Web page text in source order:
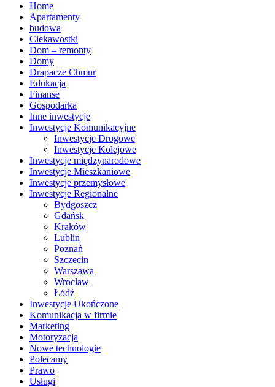
Home
Apartamenty
budowa
Ciekawostki
Dom – remonty
Domy
Drapacze Chmur
Edukacja
Finanse
Gospodarka
Inne inwestycje
Inwestycje Komunikacyjne
Inwestycje Drogowe
Inwestycje Kolejowe
Inwestycje międzynarodowe
Inwestycje Mieszkaniowe
Inwestycje przemysłowe
Inwestycje Regionalne
Bydgoszcz
Gdańsk
Kraków
Lublin
Poznań
Szczecin
Warszawa
Wrocław
Łódź
Inwestycje Ukończone
Komunikacja w firmie
Marketing
Motoryzacja
Nowe technologie
Polecamy
Prawo
Usługi